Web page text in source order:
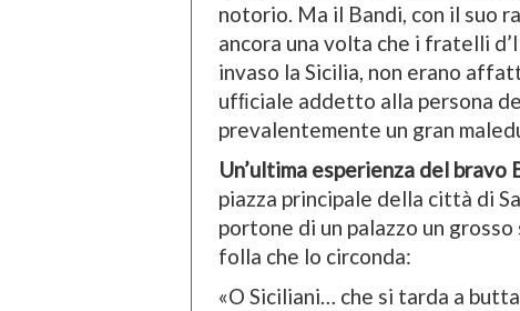
notorio. Ma il Bandi, con il suo
ancora una volta che i fratelli
invaso la Sicilia, non erano
ufﬁciale addetto alla persona
prevalentemente un gran
Un’ultima esperienza del bravo
piazza principale della città di
portone di un palazzo un
folla che lo circonda:
«O Siciliani… che si tarda a